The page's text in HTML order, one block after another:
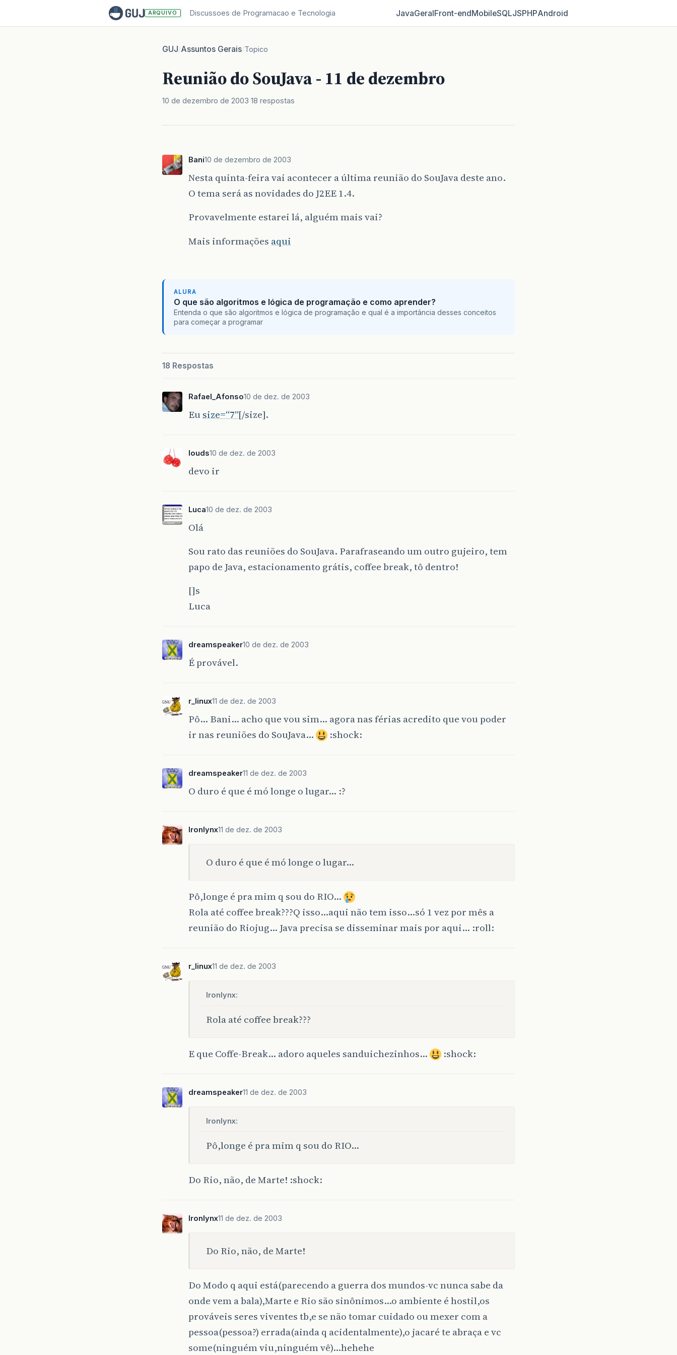
ARQUIVO Discussoes de Programacao e Tecnologia JavaGeralFront‑endMobileSQLJSPHPAndroid
GUJ/Assuntos Gerais/Topico
Reunião do SouJava - 11 de dezembro
10 de dezembro de 2003 18 respostas
Bani10 de dezembro de 2003
Nesta quinta-feira vai acontecer a última reunião do SouJava deste ano.
O tema será as novidades do J2EE 1.4.
Provavelmente estarei lá, alguém mais vai?
Mais informações aqui
ALURA
O que são algoritmos e lógica de programação e como aprender?
Entenda o que são algoritmos e lógica de programação e qual é a importância desses conceitos
para começar a programar
18 Respostas
Rafael_Afonso10 de dez. de 2003
Eu size=“7”[/size].
louds10 de dez. de 2003
devo ir
Luca10 de dez. de 2003
Olá
Sou rato das reuniões do SouJava. Parafraseando um outro gujeiro, tem
papo de Java, estacionamento grátis, coffee break, tô dentro!
[]s
Luca
dreamspeaker10 de dez. de 2003
É provável.
r_linux11 de dez. de 2003
Pô… Bani… acho que vou sim… agora nas férias acredito que vou poder
ir nas reuniões do SouJava…
:shock:
dreamspeaker11 de dez. de 2003
O duro é que é mó longe o lugar… :?
Ironlynx11 de dez. de 2003
O duro é que é mó longe o lugar…
Pô,longe é pra mim q sou do RIO…
Rola até coffee break???Q isso…aqui não tem isso…só 1 vez por mês a
reunião do Riojug… Java precisa se disseminar mais por aqui… :roll:
r_linux11 de dez. de 2003
Ironlynx:
Rola até coffee break???
E que Coffe-Break… adoro aqueles sanduichezinhos… :shock:
dreamspeaker11 de dez. de 2003
Ironlynx:
Pô,longe é pra mim q sou do RIO…
Do Rio, não, de Marte! :shock:
Ironlynx11 de dez. de 2003
Do Rio, não, de Marte!
Do Modo q aqui está(parecendo a guerra dos mundos-vc nunca sabe da
onde vem a bala),Marte e Rio são sinônimos…o ambiente é hostil,os
prováveis seres viventes tb,e se não tomar cuidado ou mexer com a
pessoa(pessoa?) errada(ainda q acidentalmente),o jacaré te abraça e vc
some(ninguém viu,ninguém vê)…hehehe